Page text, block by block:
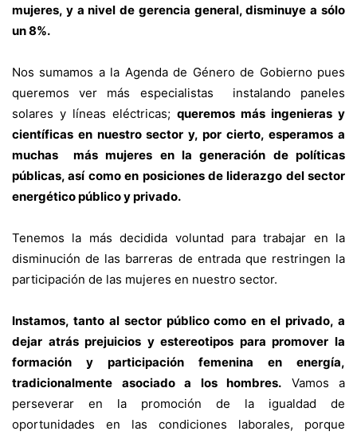
mujeres, y a nivel de gerencia general, disminuye a sólo
un 8%.
Nos sumamos a la Agenda de Género de Gobierno pues
queremos ver más especialistas instalando paneles
solares y líneas eléctricas; queremos más ingenieras y
científicas en nuestro sector y, por cierto, esperamos a
muchas más mujeres en la generación de políticas
públicas, así como en posiciones de liderazgo del sector
energético público y privado.
Tenemos la más decidida voluntad para trabajar en la
disminución de las barreras de entrada que restringen la
participación de las mujeres en nuestro sector.
Instamos, tanto al sector público como en el privado, a
dejar atrás prejuicios y estereotipos para promover la
formación y participación femenina en energía,
tradicionalmente asociado a los hombres. Vamos a
perseverar en la promoción de la igualdad de
oportunidades en las condiciones laborales, porque